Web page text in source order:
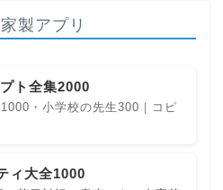
製アプリ
ト全集2000
・小学校の先生300｜コピ
ィ大全1000